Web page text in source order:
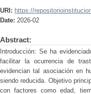
URI: https://
Date: 2026-02
Abstract:
Introducción: Se ha
facilitar la ocurrencia de
evidencian tal asociación en
siendo reducida. Objetivo
con factores como edad,